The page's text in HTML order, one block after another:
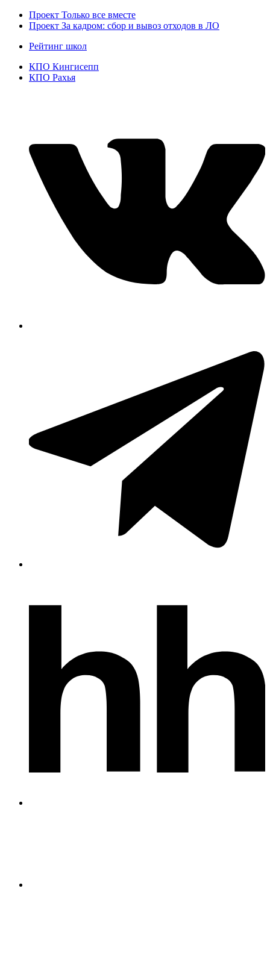
Проект Только все вместе
Проект За кадром: сбор и вывоз отходов в ЛО
Рейтинг школ
КПО Кингисепп
КПО Рахья